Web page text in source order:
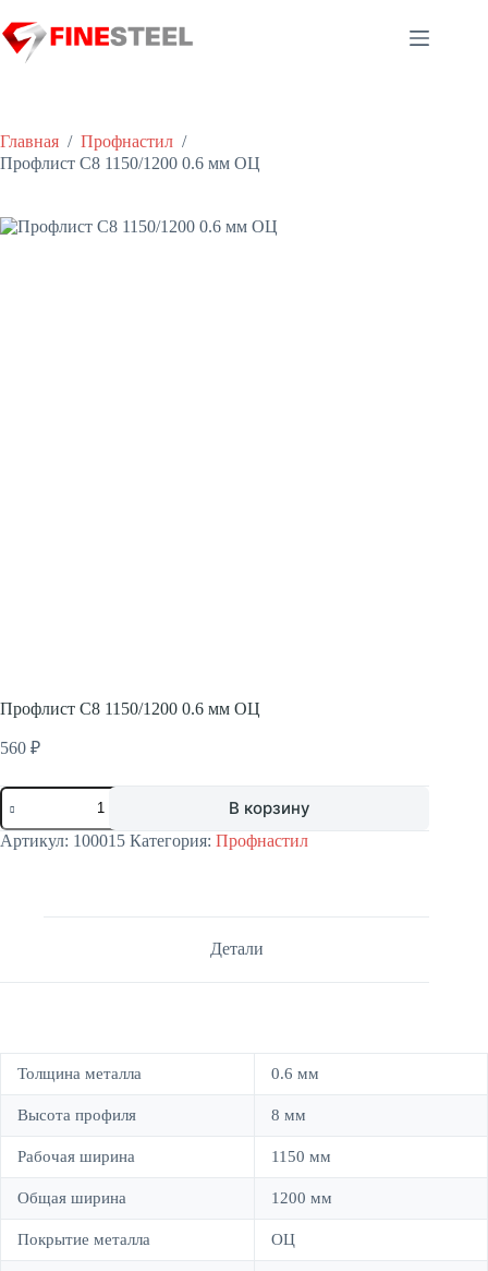
к
сути
Главная / Профнастил /
Профлист С8 1150/1200 0.6 мм ОЦ
Профлист С8 1150/1200 0.6 мм ОЦ
560 ₽
Количество
товара
Профлист
С8
В корзину
Артикул: 100015 Категория: Профнастил
Детали
Толщина металла 0.6 мм
Высота профиля 8 мм
Рабочая ширина 1150 мм
Общая ширина 1200 мм
Покрытие металла ОЦ